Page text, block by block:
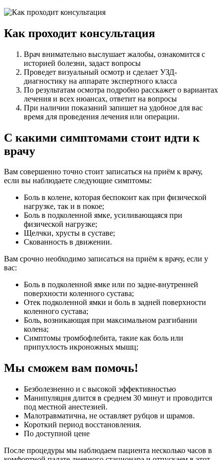
Как проходит консультация
Врач внимательно выслушает жалобы, ознакомится с
историей болезни, задаст вопросы
Проведет визуальный осмотр и сделает УЗД-
диагностику на аппарате экспертного класса
По результатам осмотра подробно расскажет о вариантах
лечения и всех нюансах, ответит на вопросы
При наличии показаний запишет на удобное для вас
время для проведения лечения или операции.
С какими симптомами стоит идти к
врачу
Вам совершенно точно стоит записаться на приём к врачу,
если вы наблюдаете следующие симптомы:
Боль в колене, которая беспокоит как при физической
нагрузке, так и в покое;
Боль в подколенной ямке, усиливающаяся при
физической нагрузке;
Щелчки, хрусты в суставе;
Скованность в движении.
Вам срочно необходимо записаться на приём к врачу, если у
вас:
Боль в подколенной ямке или по задне-внутренней
поверхности коленного сустава;
Отек подколенной ямки и боль в задней поверхности
коленного сустава;
Боль, возникающая при максимальном разгибании
колена;
Симптомы тромбофлебита, такие как боль или
припухлость икроножных мышц;
Мы сможем вам помочь!
Безболезненно и с высокой эффективностью
Манипуляция длится в среднем 30 минут и проводится
под местной анестезией.
Малотравматична, не оставляет рубцов и шрамов.
Короткий период восстановления.
По доступной цене
После процедуры мы наблюдаем пациента несколько часов в